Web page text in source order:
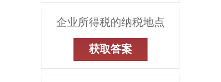
企业所得税的纳税地点
获取答案